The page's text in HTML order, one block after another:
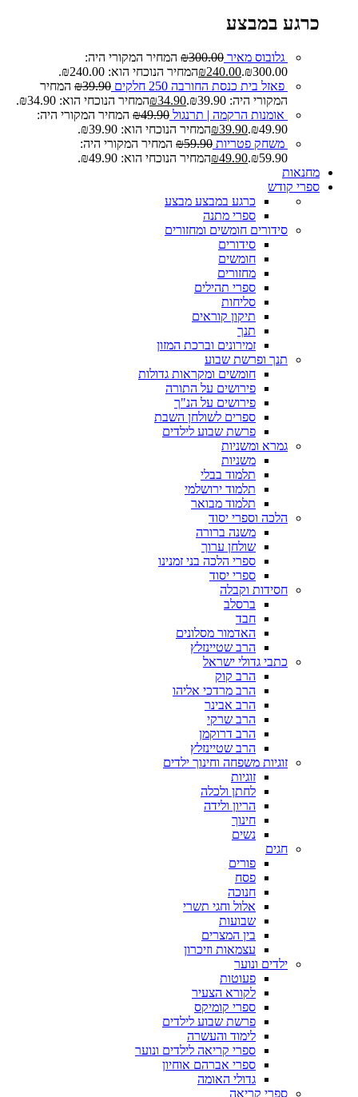
כרגע במבצע
גלובוס מאיר ₪300.00
המחיר המקורי היה:
₪300.00.
₪240.00
המחיר הנוכחי הוא: ₪240.00.
פאזל בית כנסת החורבה 250 חלקים
₪39.90
המחיר
המקורי היה: ₪39.90.
₪34.90
המחיר הנוכחי הוא: ₪34.90.
אומנות הרקמה | תרנגול
₪49.90
המחיר המקורי היה:
₪49.90.
₪39.90
המחיר הנוכחי הוא: ₪39.90.
משחק פטריות
₪59.90
המחיר המקורי היה:
₪59.90.
₪49.90
המחיר הנוכחי הוא: ₪49.90.
מחנאות
ספרי קודש
כרגע במבצע מבצע
ספרי מתנה
סידורים חומשים ומחזורים
סידורים
חומשים
מחזורים
ספרי תהילים
סליחות
תיקון קוראים
תנך
זמירונים וברכת המזון
תנך ופרשת שבוע
חומשים ומקראות גדולות
פירושים על התורה
פירושים על הנ"ך
ספרים לשולחן השבת
פרשת שבוע לילדים
גמרא ומשניות
משניות
תלמוד בבלי
תלמוד ירושלמי
תלמוד מבואר
הלכה וספרי יסוד
משנה ברורה
שולחן ערוך
ספרי הלכה בני זמנינו
ספרי יסוד
חסידות וקבלה
ברסלב
חבד
האדמור מסלונים
הרב שטיינזלץ
כתבי גדולי ישראל
הרב קוק
הרב מרדכי אליהו
הרב אבינר
הרב שרקי
הרב דרוקמן
הרב שטיינזלץ
זוגיות משפחה וחינוך ילדים
זוגיות
לחתן ולכלה
הריון ולידה
חינוך
נשים
חגים
פורים
פסח
חנוכה
אלול וחגי תשרי
שבועות
בין המצרים
עצמאות וזיכרון
ילדים ונוער
פעוטות
לקורא הצעיר
ספרי קומיקס
פרשת שבוע לילדים
לימוד והעשרה
ספרי קריאה לילדים ונוער
ספרי אברהם אוחיון
גדולי האומה
ספרי קריאה